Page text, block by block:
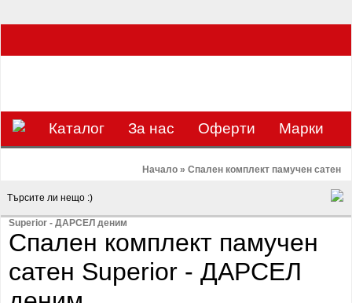
Каталог За нас Оферти Mарки
Начало » Спален комплект памучен сатен
Superior - ДАРСЕЛ деним
Спален комплект памучен
сатен Superior - ДАРСЕЛ